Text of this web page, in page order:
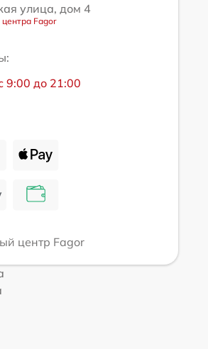
улица, дом 4
Fagor
9:00 до 21:00
центр Fagor